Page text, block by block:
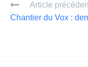
Article
Chantier du Vox :